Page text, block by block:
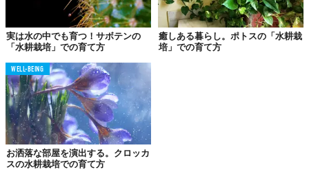
実は水の中でも育つ！サボテンの
「水耕栽培」での育て方
癒しある暮らし。ポトスの「水耕栽
培」での育て方
WELL-BEING
お洒落な部屋を演出する。クロッカ
スの水耕栽培での育て方